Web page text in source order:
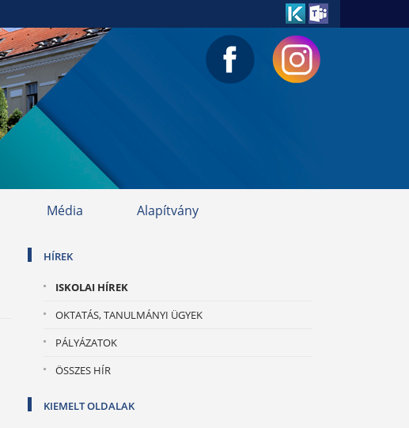
Média Alapítvány
HÍREK
ISKOLAI HÍREK
OKTATÁS, TANULMÁNYI ÜGYEK
PÁLYÁZATOK
ÖSSZES HÍR
KIEMELT OLDALAK